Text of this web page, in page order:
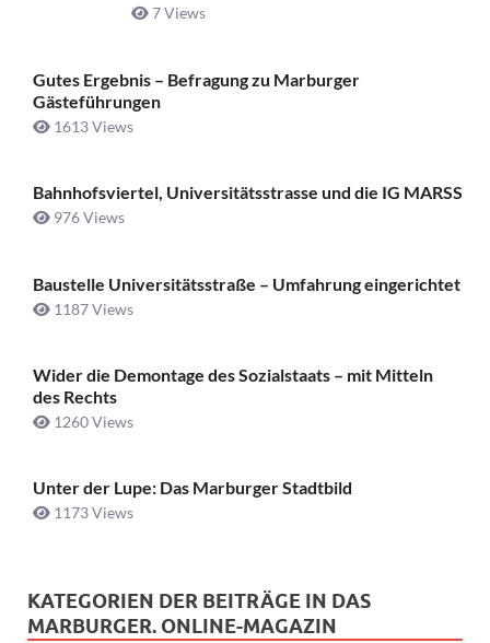
7 Views
Gutes Ergebnis – Befragung zu Marburger
Gästeführungen
1613 Views
Bahnhofsviertel, Universitätsstrasse und die IG MARSS
976 Views
Baustelle Universitätsstraße ­– Umfahrung eingerichtet
1187 Views
Wider die Demontage des Sozialstaats – mit Mitteln
des Rechts
1260 Views
Unter der Lupe: Das Marburger Stadtbild
1173 Views
KATEGORIEN DER BEITRÄGE IN DAS
MARBURGER. ONLINE-MAGAZIN